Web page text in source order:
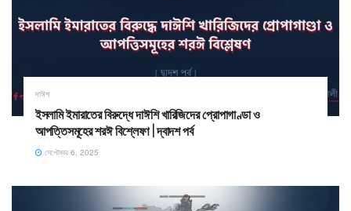
দাঈশ
ইসলামি ইমারাতের বিরুদ্ধে দাঈশি খারিজিদের প্রোপাগাণ্ডা ও
আপত্তিসমূহের শরঈ বিশ্লেষণ | দ্বাদশ পর্ব
সেপ্টেম্বর 6, 2025